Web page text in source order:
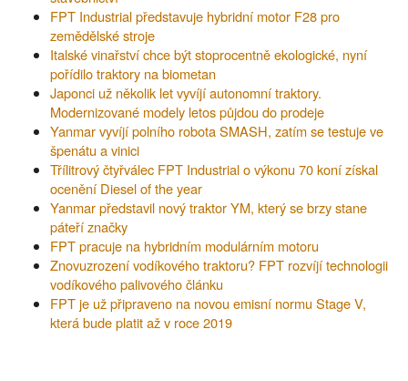
FPT Industrial představuje hybridní motor F28 pro
zemědělské stroje
Italské vinařství chce být stoprocentně ekologické, nyní
pořídilo traktory na biometan
Japonci už několik let vyvíjí autonomní traktory.
Modernizované modely letos půjdou do prodeje
Yanmar vyvíjí polního robota SMASH, zatím se testuje ve
špenátu a vinici
Třílitrový čtyřválec FPT Industrial o výkonu 70 koní získal
ocenění Diesel of the year
Yanmar představil nový traktor YM, který se brzy stane
páteří značky
FPT pracuje na hybridním modulárním motoru
Znovuzrození vodíkového traktoru? FPT rozvíjí technologii
vodíkového palivového článku
FPT je už připraveno na novou emisní normu Stage V,
která bude platit až v roce 2019